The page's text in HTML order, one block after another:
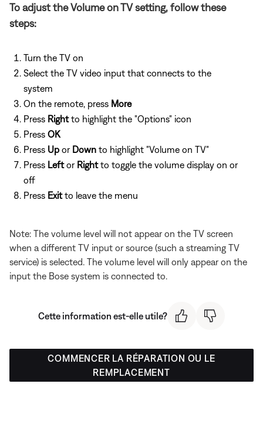
To adjust the Volume on TV setting, follow these
steps:
Turn the TV on
Select the TV video input that connects to the
system
On the remote, press More
Press Rightto highlight the "Options" icon
Press OK
Press Up or Down to highlight "Volume on TV"
Press Leftor Rightto toggle the volume display on or
off
Press Exitto leave the menu
Note: The volume level will not appear on the TV screen
when a different TV input or source (such a streaming TV
service) is selected. The volume level will only appear on the
input the Bose system is connected to.
Cette information est-elle utile?
COMMENCER LA RÉPARATION OU LE
REMPLACEMENT